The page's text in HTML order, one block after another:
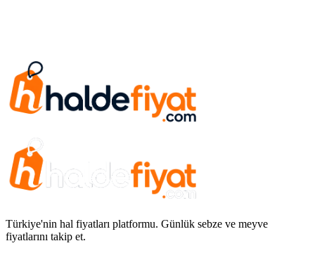
Türkiye'nin hal fiyatları platformu. Günlük sebze ve meyve
fiyatlarını takip et.